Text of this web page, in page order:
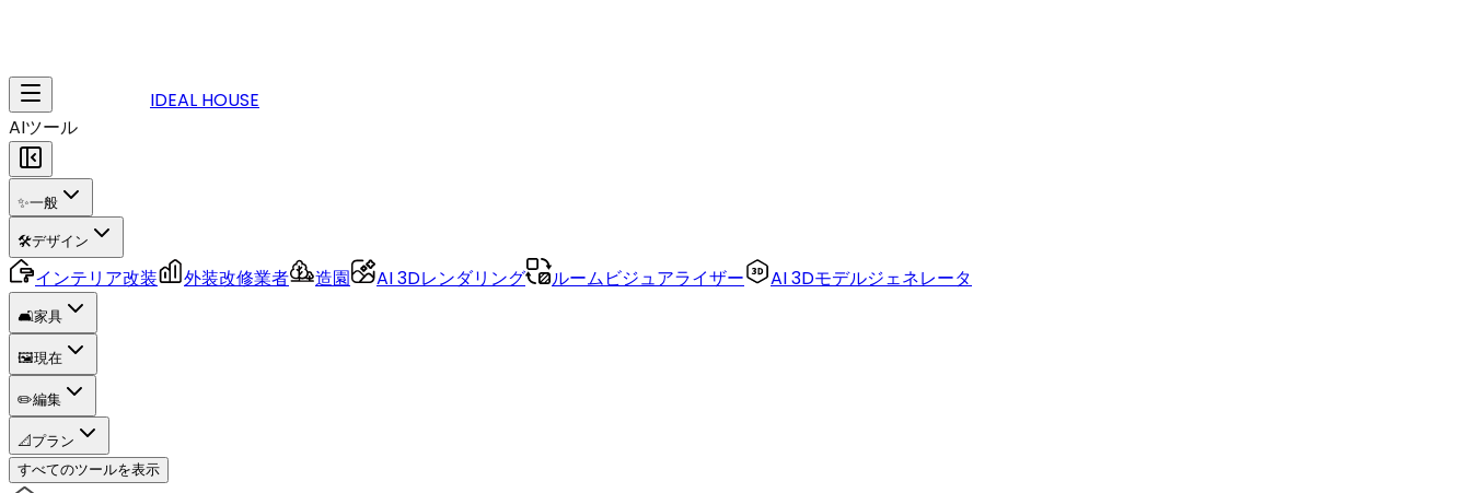
IDEAL HOUSE
AIツール
✨一般
🛠️デザイン
インテリア改装 外装改修業者 造園 AI 3Dレンダリング ルームビジュアライザー AI 3Dモデルジェネレータ
🛋️家具
🖼️現在
✏️編集
📐 プラン
すべてのツールを表示